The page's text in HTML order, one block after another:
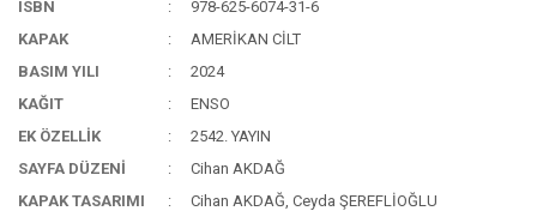
ISBN
978-625-6074-31-6
KAPAK
AMERİKAN CİLT
BASIM YILI
2024
KAĞIT
ENSO
EK ÖZELLİK
2542. YAYIN
SAYFA DÜZENİ
Cihan AKDAĞ
KAPAK TASARIMI
Cihan AKDAĞ, Ceyda ŞEREFLİOĞLU